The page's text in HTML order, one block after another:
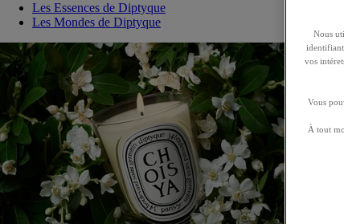
Les Essences de Diptyque
Les Mondes de Diptyque
Nous
vos
Vous
À tout